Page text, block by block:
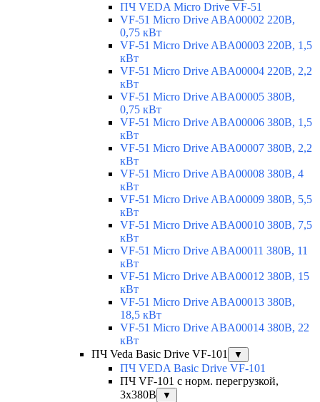
ПЧ VEDA Micro Drive VF-51
VF-51 Micro Drive ABA00002 220В,
0,75 кВт
VF-51 Micro Drive ABA00003 220В, 1,5
кВт
VF-51 Micro Drive ABA00004 220В, 2,2
кВт
VF-51 Micro Drive ABA00005 380В,
0,75 кВт
VF-51 Micro Drive ABA00006 380В, 1,5
кВт
VF-51 Micro Drive ABA00007 380В, 2,2
кВт
VF-51 Micro Drive ABA00008 380В, 4
кВт
VF-51 Micro Drive ABA00009 380В, 5,5
кВт
VF-51 Micro Drive ABA00010 380В, 7,5
кВт
VF-51 Micro Drive ABA00011 380В, 11
кВт
VF-51 Micro Drive ABA00012 380В, 15
кВт
VF-51 Micro Drive ABA00013 380В,
18,5 кВт
VF-51 Micro Drive ABA00014 380В, 22
кВт
ПЧ Veda Basic Drive VF-101
▼
ПЧ VEDA Basic Drive VF-101
ПЧ VF-101 с норм. перегрузкой,
3х380В
▼